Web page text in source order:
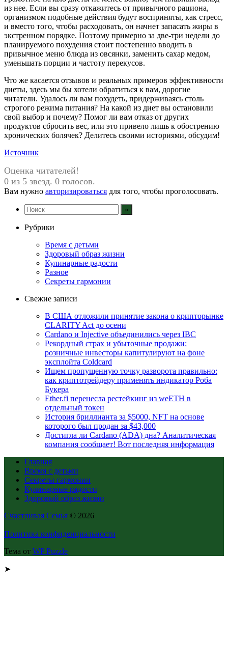
из нее. Если вы сразу откажитесь от привычного рациона,
организмом подобные действия будут восприняты, как стресс,
и вместо того, чтобы расходовать, он начнет запасать жиры в
экстренном порядке. Поэтому примерно за две-три недели до
планируемого похудения стоит постепенно вводить в
привычное меню блюда из овсянки, заменить сахар медом,
уменьшать порции и частоту перекусов.
Что же касается отзывов и реальных примеров эффективности
диеты, здесь мы бы хотели обратиться к вам, дорогие
читатели. Удалось ли вам похудеть, придерживаясь столь
строгого режима питания? На какой из диет вы остановили
свой выбор и почему? Помог ли вам отказ от других
продуктов сбросить вес, или это привело лишь к обострению
хронических болячек? Делитесь своими историями, обсудим!
Источник
Оценка читателей!
0 из 5 звезд. 0 голосов.
Вам нужно авторизироваться для того, чтобы проголосовать.
Рубрики
Время с детьми
Здоровый образ жизни
Кулинарные радости
Разное
Секреты гармонии
Свежие записи
В США отложили принятие закона о крипторынке
CLARITY Act до осени
Cardano и Injective объединились через IBC
Рекордный страх и убыточные продажи:
розничные инвесторы капитулируют на фоне
эксплойта Coldcard
Ищем пропущенную точку разворота правильно:
как криптотрейдеру применять индикатор Роба
Букера
Ether.fi перенесла рестейкинг из weETH в
отдельный токен
История бриллианта за $5000, NFT на основе
которого был продан за $43,000
Достигла ли Cardano (ADA) дна? Аналитическая
компания сообщает! Вот последняя информация
Главная
Время с детьми
Секреты гармонии
Кулинарные радости
Здоровый образ жизни
Счастливая Семья © 2026
Политика конфиденциальности
Тема от WP Puzzle
➤